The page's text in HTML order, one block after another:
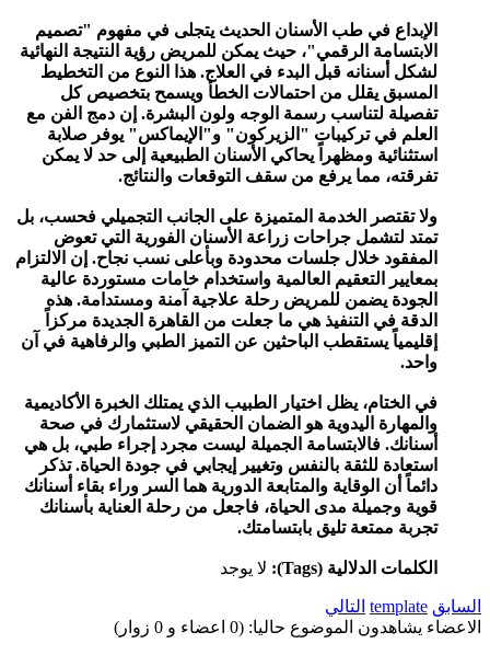
الإبداع في طب الأسنان الحديث يتجلى في مفهوم "تصميم
الابتسامة الرقمي"، حيث يمكن للمريض رؤية النتيجة النهائية
لشكل أسنانه قبل البدء في العلاج. هذا النوع من التخطيط
المسبق يقلل من احتمالات الخطأ ويسمح بتخصيص كل
تفصيلة لتناسب رسمة الوجه ولون البشرة. إن دمج الفن مع
العلم في تركيبات "الزيركون" و"الإيماكس" يوفر صلابة
استثنائية ومظهراً يحاكي الأسنان الطبيعية إلى حد لا يمكن
تفرقته، مما يرفع من سقف التوقعات والنتائج.
ولا تقتصر الخدمة المتميزة على الجانب التجميلي فحسب، بل
تمتد لتشمل جراحات زراعة الأسنان الفورية التي تعوض
المفقود خلال جلسات محدودة وبأعلى نسب نجاح. إن الالتزام
بمعايير التعقيم العالمية واستخدام خامات مستوردة عالية
الجودة يضمن للمريض رحلة علاجية آمنة ومستدامة. هذه
الدقة في التنفيذ هي ما جعلت من القاهرة الجديدة مركزاً
إقليمياً يستقطب الباحثين عن التميز الطبي والرفاهية في آن
واحد.
في الختام، يظل اختيار الطبيب الذي يمتلك الخبرة الأكاديمية
والمهارة اليدوية هو الضمان الحقيقي لاستثمارك في صحة
أسنانك. فالابتسامة الجميلة ليست مجرد إجراء طبي، بل هي
استعادة للثقة بالنفس وتغيير إيجابي في جودة الحياة. تذكر
دائماً أن الوقاية والمتابعة الدورية هما السر وراء بقاء أسنانك
قوية وجميلة مدى الحياة، فاجعل من رحلة العناية بأسنانك
تجربة ممتعة تليق بابتسامتك.
الكلمات الدلالية (Tags): لا يوجد
السابق template التالي
الاعضاء يشاهدون الموضوع حاليا: (0 اعضاء و 0 زوار)